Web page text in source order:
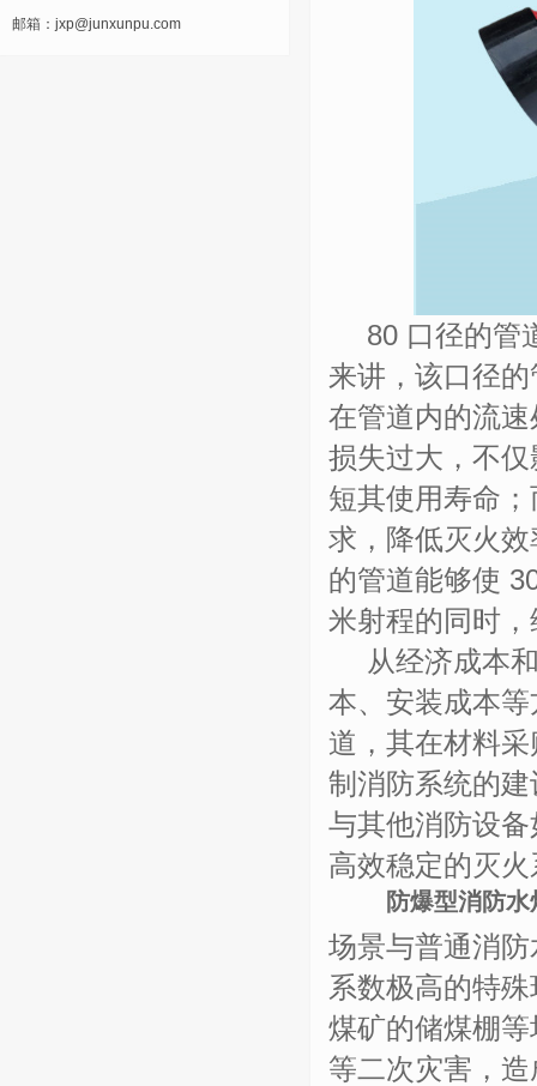
邮箱：jxp@junxunpu.com
80 口径的管
来讲，该口径
在管道内的流
损失过大，不
短其使用寿命
求，降低灭火
的管道能够使
米射程的同时
从经济成本
本、安装成本
道，其在材料
制消防系统的
与其他消防设
高效稳定的灭
防爆型消防水
场景与普通消
系数极高的特
煤矿的储煤棚
等二次灾害，